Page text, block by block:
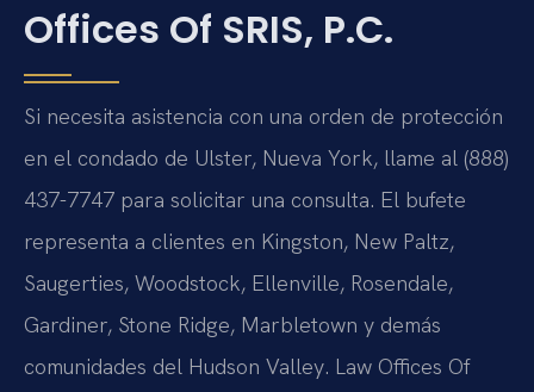
Offices Of SRIS, P.C.
Si necesita asistencia con una orden de protección
en el condado de Ulster, Nueva York, llame al (888)
437-7747 para solicitar una consulta. El bufete
representa a clientes en Kingston, New Paltz,
Saugerties, Woodstock, Ellenville, Rosendale,
Gardiner, Stone Ridge, Marbletown y demás
comunidades del Hudson Valley. Law Offices Of